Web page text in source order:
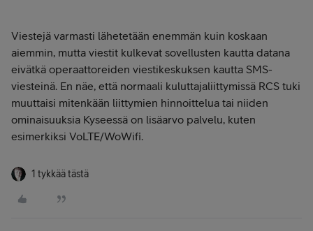
Viestejä varmasti lähetetään enemmän kuin koskaan
aiemmin, mutta viestit kulkevat sovellusten kautta datana
eivätkä operaattoreiden viestikeskuksen kautta SMS-
viesteinä. En näe, että normaali kuluttajaliittymissä RCS tuki
muuttaisi mitenkään liittymien hinnoittelua tai niiden
ominaisuuksia Kyseessä on lisäarvo palvelu, kuten
esimerkiksi VoLTE/WoWifi.
1 tykkää tästä